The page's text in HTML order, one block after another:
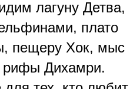
лагуну Детва,
плато
пещеру Хок, мыс
рифы Дихамри.